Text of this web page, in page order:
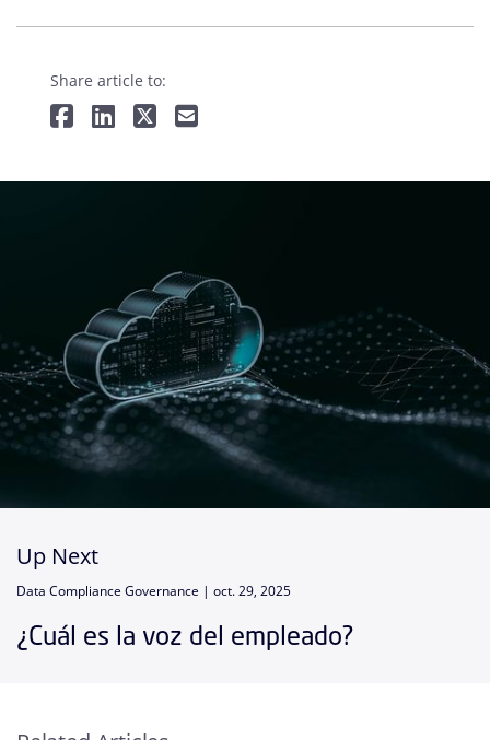
Share article to:
Up Next
Data Compliance Governance | oct. 29, 2025
¿Cuál es la voz del empleado?